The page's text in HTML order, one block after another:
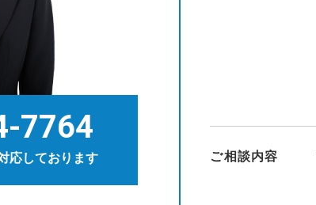
7764
応しております ご相談内容